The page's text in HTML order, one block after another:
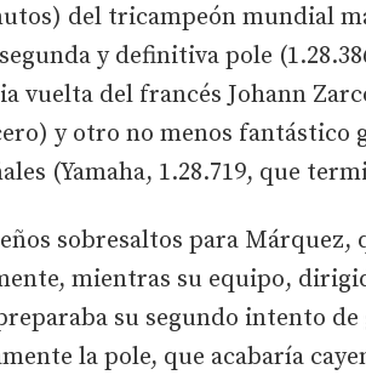
del tricampeón mundial
y definitiva pole
vuelta del francés Johann
y otro no menos fantástico
(Yamaha, 1.28.719, que
sobresaltos para Márquez,
mientras su equipo,
su segundo intento
la pole, que acabaría